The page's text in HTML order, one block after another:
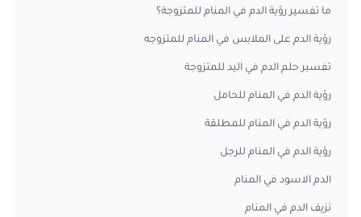
ما تفسير رؤية الدم في المنام للمتزوجة؟
رؤية الدم على الملابس في المنام للمتزوجه
تفسير حلم الدم في اليد للمتزوجة
رؤية الدم في المنام للحامل
رؤية الدم في المنام للمطلقة
رؤية الدم في المنام للرجل
الدم الاسود في المنام
نزيف الدم في المنام